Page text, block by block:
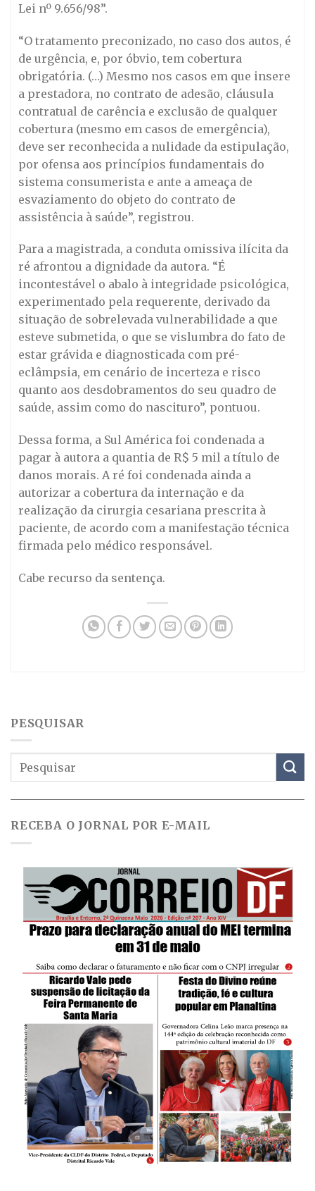
Lei nº 9.656/98”.
“O tratamento preconizado, no caso dos autos, é
de urgência, e, por óbvio, tem cobertura
obrigatória. (…) Mesmo nos casos em que insere
a prestadora, no contrato de adesão, cláusula
contratual de carência e exclusão de qualquer
cobertura (mesmo em casos de emergência),
deve ser reconhecida a nulidade da estipulação,
por ofensa aos princípios fundamentais do
sistema consumerista e ante a ameaça de
esvaziamento do objeto do contrato de
assistência à saúde”, registrou.
Para a magistrada, a conduta omissiva ilícita da
ré afrontou a dignidade da autora. “É
incontestável o abalo à integridade psicológica,
experimentado pela requerente, derivado da
situação de sobrelevada vulnerabilidade a que
esteve submetida, o que se vislumbra do fato de
estar grávida e diagnosticada com pré-
eclâmpsia, em cenário de incerteza e risco
quanto aos desdobramentos do seu quadro de
saúde, assim como do nascituro”, pontuou.
Dessa forma, a Sul América foi condenada a
pagar à autora a quantia de R$ 5 mil a título de
danos morais. A ré foi condenada ainda a
autorizar a cobertura da internação e da
realização da cirurgia cesariana prescrita à
paciente, de acordo com a manifestação técnica
firmada pelo médico responsável.
Cabe recurso da sentença.
PESQUISAR
RECEBA O JORNAL POR E-MAIL